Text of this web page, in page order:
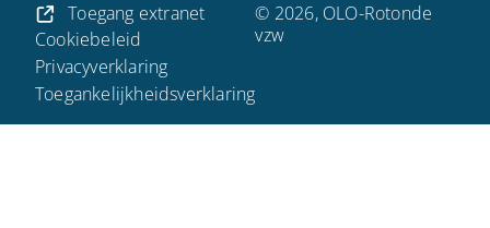
Toegang extranet
Cookiebeleid
Privacyverklaring
Toegankelijkheidsverklaring
© 2026, OLO-Rotonde
vzw